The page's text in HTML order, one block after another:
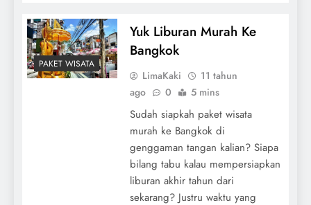
PAKET WISATA
Yuk Liburan Murah Ke
Bangkok
LimaKaki
11 tahun
ago
0 5 mins
Sudah siapkah paket wisata
murah ke Bangkok di
genggaman tangan kalian? Siapa
bilang tabu kalau mempersiapkan
liburan akhir tahun dari
sekarang? Justru waktu yang